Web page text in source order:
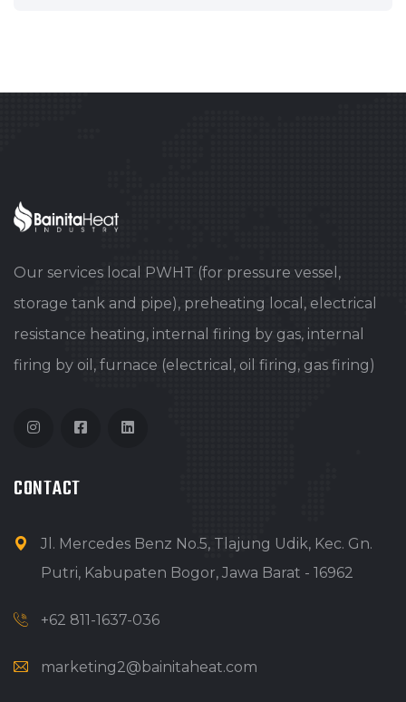
Our services local PWHT (for pressure vessel,
storage tank and pipe), preheating local, electrical
resistance heating, internal firing by gas, internal
firing by oil, furnace (electrical, oil firing, gas firing)
CONTACT
Jl. Mercedes Benz No.5, Tlajung Udik, Kec. Gn.
Putri, Kabupaten Bogor, Jawa Barat - 16962
+62 811-1637-036
marketing2@bainitaheat.com